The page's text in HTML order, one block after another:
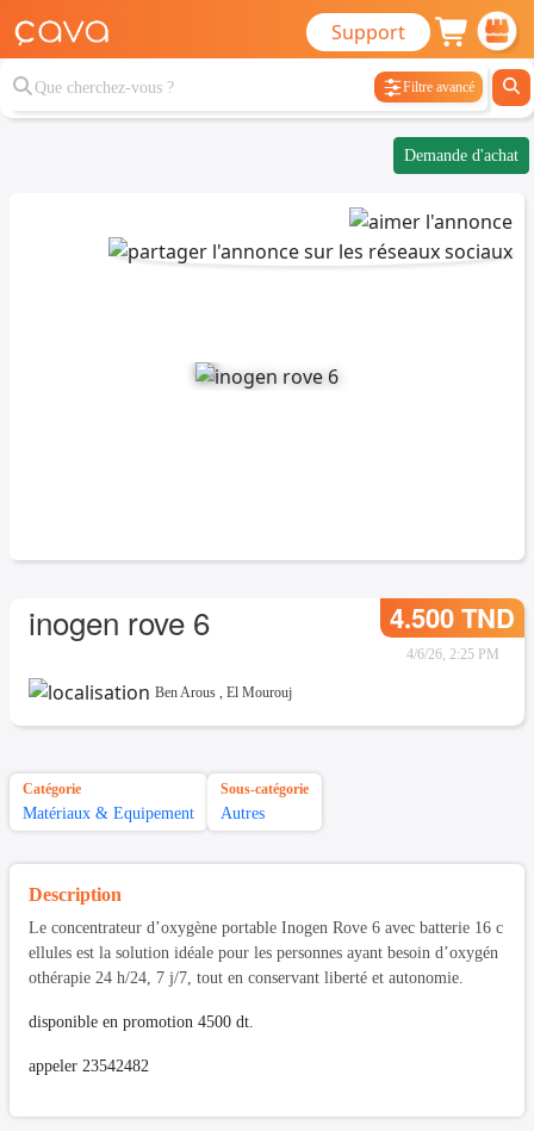
Support
Filtre avancé
Demande d'achat
inogen rove 6 4.500 TND
4/6/26, 2:25 PM
Ben Arous , El Mourouj
Catégorie
Matériaux & Equipement
Sous-catégorie
Autres
Description
Le concentrateur d’oxygène portable Inogen Rove 6 avec batterie 16 c
ellules est la solution idéale pour les personnes ayant besoin d’oxygén
othérapie 24 h/24, 7 j/7, tout en conservant liberté et autonomie.
disponible en promotion 4500 dt.
appeler 23542482